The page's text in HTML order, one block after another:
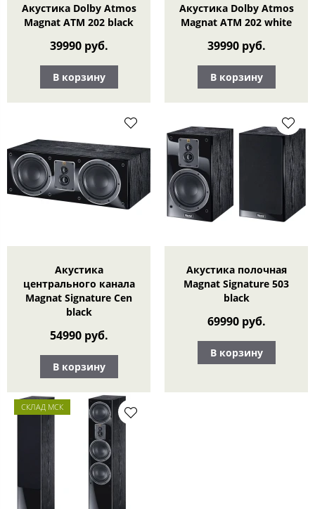
Акустика Dolby Atmos
Magnat ATM 202 black
39990 руб.
В корзину
Акустика Dolby Atmos
Magnat ATM 202 white
39990 руб.
В корзину
Акустика
центрального канала
Magnat Signature Cen
black
54990 руб.
В корзину
Акустика полочная
Magnat Signature 503
black
69990 руб.
В корзину
СКЛАД МСК